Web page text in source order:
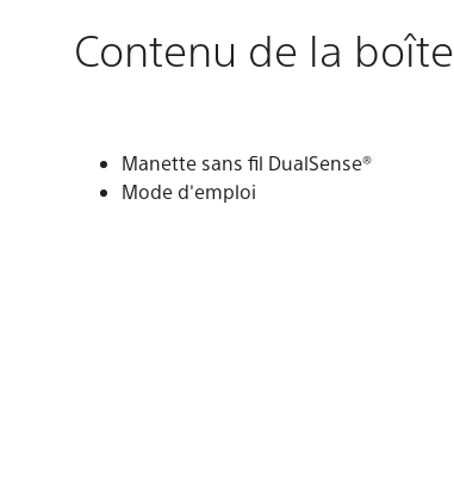
Contenu de la boîte
Manette sans fil DualSense®
Mode d'emploi